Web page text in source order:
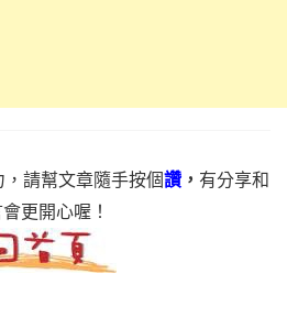
請幫文章隨手按個讚 ， 有分享和
更開心喔！